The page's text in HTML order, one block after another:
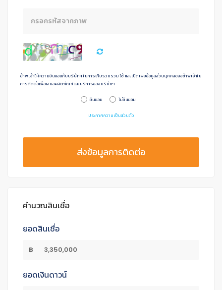
ข้าพเจ้าให้ความยินยอมกับบริษัทฯ ในการเก็บรวบรวม ใช้ และเปิดเผยข้อมูลส่วนบุคคลของข้าพเจ้าใน
การดิดต่อเพื่อเสนอผลิตภัณฑ์และบริการของบริษัทฯ
ยินยอม ไม่ยินยอม
ประกาศความเป็นส่วนตัว
ส่งข้อมูลการติดต่อ
คำนวณสินเชื่อ
ยอดสินเชื่อ
฿
ยอดเงินดาวน์